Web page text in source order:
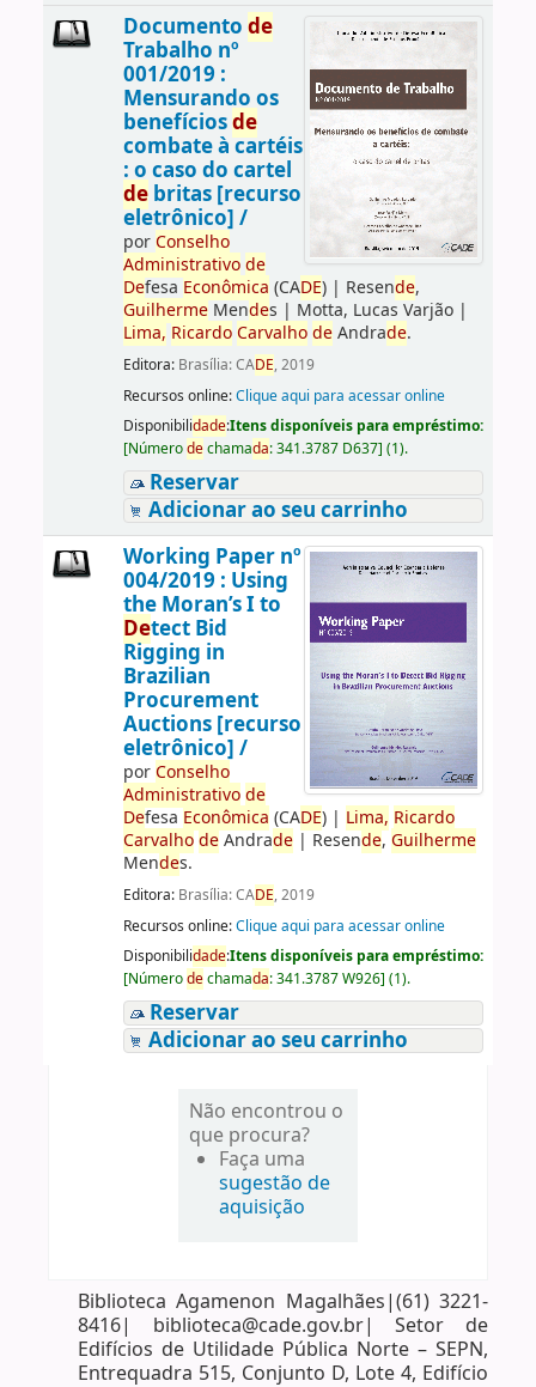
Documento de
Trabalho nº
001/2019 :
Mensurando os
benefíciosde
combate à cartéis
: o caso do cartel
debritas [recurso
eletrônico] /
porConselho
Administrativo de
Defesa Econômica (CADE)| Resende,
GuilhermeMendes | Motta, Lucas Varjão|
Lima, Ricardo Carvalho deAndrade.
Editora: Brasília: CADE, 2019
Recursos online:Clique aqui para acessar online
Disponibilidade:Itens disponíveis para empréstimo:
[Númerodechamada:341.3787 D637] (1).
Reservar
Adicionar ao seu carrinho
Working Paper nº
004/2019 : Using
the Moran’s I to
Detect Bid
Rigging in
Brazilian
Procurement
Auctions [recurso
eletrônico] /
porConselho
Administrativo de
Defesa Econômica (CADE)| Lima, Ricardo
Carvalho deAndrade| Resende, Guilherme
Mendes.
Editora: Brasília: CADE, 2019
Recursos online:Clique aqui para acessar online
Disponibilidade:Itens disponíveis para empréstimo:
[Númerodechamada:341.3787 W926] (1).
Reservar
Adicionar ao seu carrinho
Não encontrou o
que procura?
Faça uma
sugestão de
aquisição
Biblioteca Agamenon Magalhães|(61) 3221-
8416| biblioteca@cade.gov.br| Setor de
Edifícios de Utilidade Pública Norte – SEPN,
Entrequadra 515, Conjunto D, Lote 4, Edifício